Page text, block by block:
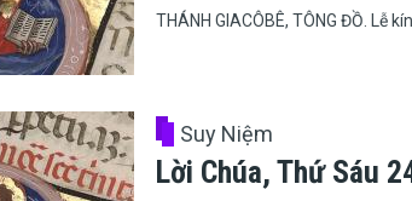
THÁNH GIACÔBÊ, TÔNG ĐỒ. Lễ
Suy Niệm
Lời Chúa, Thứ Sáu